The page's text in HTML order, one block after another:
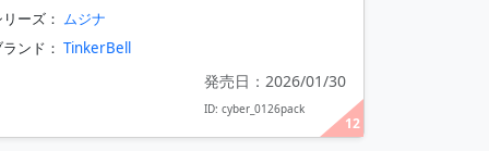
12
ーズ： ムジナ
ンド： TinkerBell
発売日：2026/01/30
ID: cyber_0126pack